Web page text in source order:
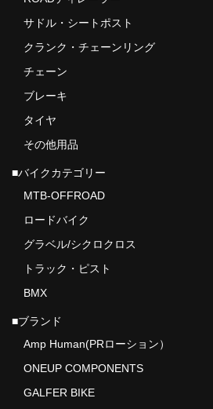
サドル・シートポスト
クランク・チェーンリング
チェーン
ブレーキ
タイヤ
その他用品
■バイクカテゴリー
MTB-OFFROAD
ロードバイク
グラベル/シクロクロス
トラック・ピスト
BMX
■ブランド
Amp Human(PRローション）
ONEUP COMPONENTS
GALFER BIKE